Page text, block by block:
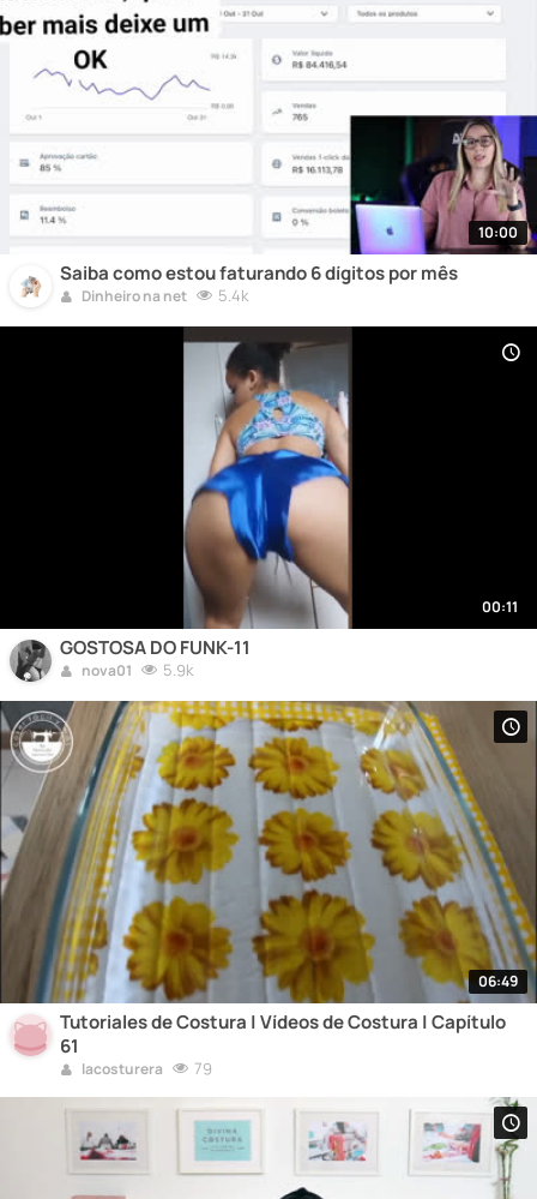
10:00
Saiba como estou faturando 6 dígitos por mês
Dinheiro na net 5.4k
00:11
GOSTOSA DO FUNK-11
nova01 5.9k
06:49
Tutoriales de Costura | Vídeos de Costura | Capítulo
61
lacosturera 79